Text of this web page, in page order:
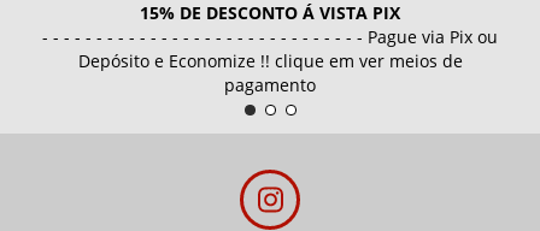
15% DE DESCONTO Á VISTA PIX
- - - - - - - - - - - - - - - - - - - - - - - - - - - - - - Pague via Pix ou
Depósito e Economize !! clique em ver meios de
pagamento